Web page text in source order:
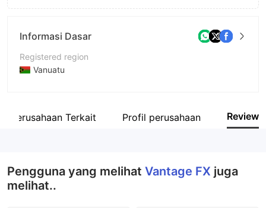
Informasi Dasar
Registered region
Vanuatu
Nama perusahaan
Perusahaan Terkait Profil perusahaan Review
Pengguna yang melihat Vantage FX juga
melihat..